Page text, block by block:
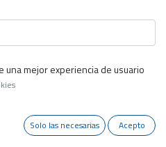
mejor experiencia de usuario
Solo las necesarias Acepto